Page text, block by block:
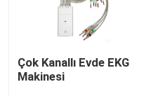
Çok Kanallı Evde EKG
Makinesi